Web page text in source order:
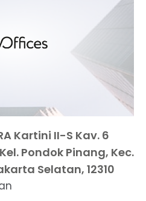
Kartini II-S Kav. 6
Pondok Pinang, Kec.
Selatan, 12310